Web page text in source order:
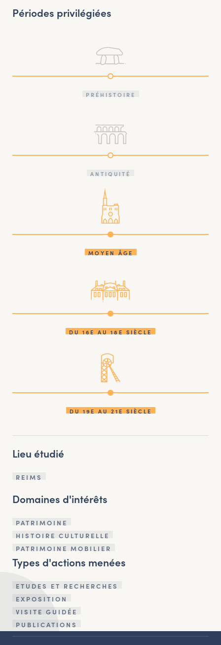
Périodes privilégiées
PRÉHISTOIRE
ANTIQUITÉ
MOYEN ÂGE
DU 16E AU 18E SIÈCLE
DU 19E AU 21E SIÈCLE
Lieu étudié
REIMS
Domaines d'intérêts
PATRIMOINE
HISTOIRE CULTURELLE
PATRIMOINE MOBILIER
Types d'actions menées
ETUDES ET RECHERCHES
EXPOSITION
VISITE GUIDÉE
PUBLICATIONS